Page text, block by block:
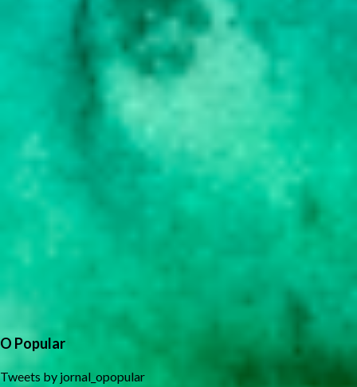
O Popular
Tweets by jornal_opopular